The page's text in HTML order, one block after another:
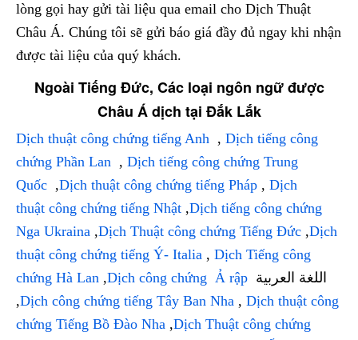
lòng gọi hay gửi tài liệu qua email cho Dịch Thuật
Châu Á. Chúng tôi sẽ gửi báo giá đầy đủ ngay khi nhận
được tài liệu của quý khách.
Ngoài Tiếng Đức, Các loại ngôn ngữ được
Châu Á dịch tại Đắk Lắk
Dịch thuật công chứng tiếng Anh , Dịch tiếng công
chứng Phần Lan , Dịch tiếng công chứng Trung
Quốc ,Dịch thuật công chứng tiếng Pháp , Dịch
thuật công chứng tiếng Nhật ,Dịch tiếng công chứng
Nga Ukraina ,Dịch Thuật công chứng Tiếng Đức ,Dịch
thuật công chứng tiếng Ý- Italia , Dịch Tiếng công
chứng Hà Lan ,Dịch công chứng Ả rập
,Dịch công chứng tiếng Tây Ban Nha , Dịch thuật công
chứng Tiếng Bồ Đào Nha ,Dịch Thuật công chứng